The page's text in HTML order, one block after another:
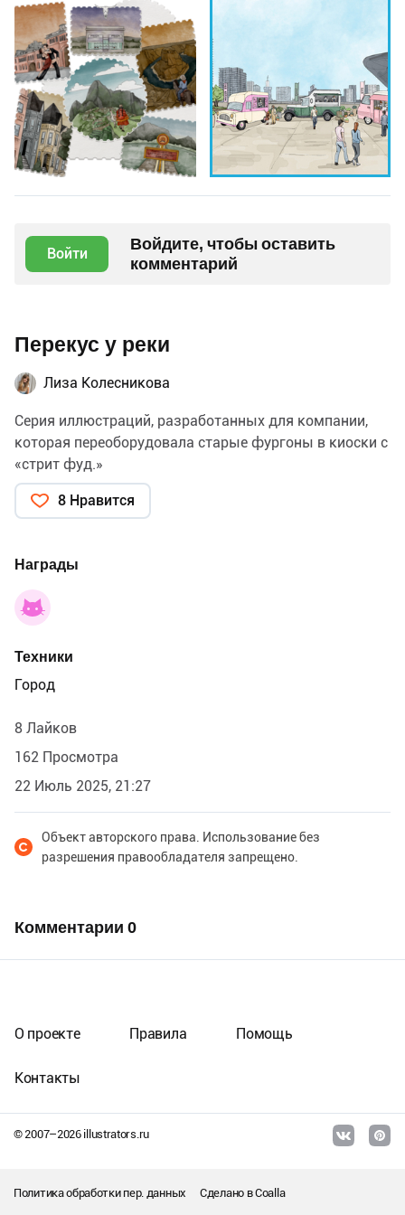
Войти
Войдите, чтобы оставить
комментарий
Перекус у реки
Лиза Колесникова
Серия иллюстраций, разработанных для компании,
которая переоборудовала старые фургоны в киоски с
«стрит фуд.»
8 Нравится
Награды
Техники
Город
8 Лайков
162 Просмотра
22 Июль 2025, 21:27
Объект авторского права. Использование без
разрешения правообладателя запрещено.
Комментарии 0
© 2007–2026illustrators.ru
О проекте Правила Помощь
Контакты
Политика обработки пер. данных Сделано вCoalla